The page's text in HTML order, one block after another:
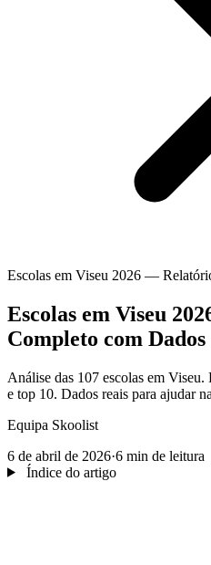
Escolas em Viseu 2026 —
Escolas em Viseu
Completo com Dados
Análise das 107 escolas em
e top 10. Dados reais para ajudar
Equipa Skoolist
6 de abril de 2026·6 min de leitura
Índice do artigo